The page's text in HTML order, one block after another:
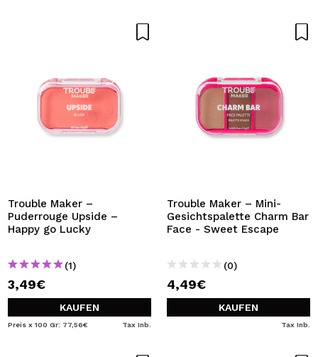
Trouble Maker –
Puderrouge Upside –
Happy go Lucky
(1)
3,49€
KAUFEN
Preis x 100 Gr: 77,56€ Tax Inb.
Trouble Maker – Mini-
Gesichtspalette Charm Bar
Face - Sweet Escape
(0)
4,49€
KAUFEN
Tax Inb.